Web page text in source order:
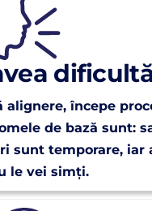
începe
de bază sunt:
sunt temporare,
le vei simți.